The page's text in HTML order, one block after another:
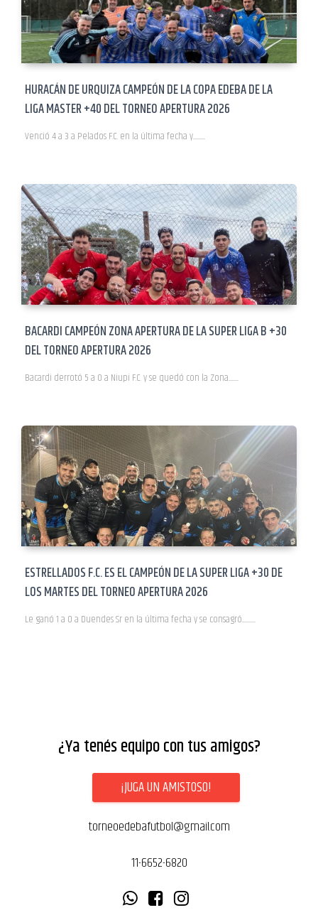
HURACÁN DE URQUIZA CAMPEÓN DE LA COPA EDEBA DE LA
LIGA MASTER +40 DEL TORNEO APERTURA 2026
Venció 4 a 3 a Pelados F.C. en la última fecha y.................
BACARDI CAMPEÓN ZONA APERTURA DE LA SUPER LIGA B +30
DEL TORNEO APERTURA 2026
Bacardi derrotó 5 a 0 a Niupi F.C. y se quedó con la Zona..............
ESTRELLADOS F.C. ES EL CAMPEÓN DE LA SUPER LIGA +30 DE
LOS MARTES DEL TORNEO APERTURA 2026
Le ganó 1 a 0 a Duendes Sr en la última fecha y se consagró...................
¿Ya tenés equipo con tus amigos?
¡JUGA UN AMISTOSO!
torneoedebafutbol@gmail.com
11-6652-6820